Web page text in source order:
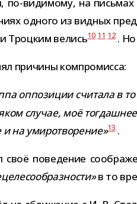
одного из вид­ных
Троцким велись10 11 12. Но
при­чины компромисса:
оппо­зи­ции счи­тала в
слу­чае, моё
на уми­ро­тво­ре­ние»13.
пове­де­ние
в то